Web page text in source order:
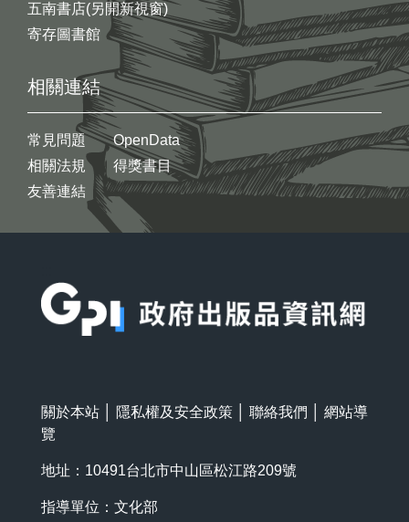
五南書店(另開新視窗)
寄存圖書館
相關連結
常見問題
相關法規
友善連結
OpenData
得獎書目
關於本站 隱私權及安全政策 聯絡我們
網站導
覽
地址：10491台北市中山區松江路209號
指導單位：文化部